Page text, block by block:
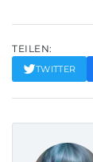
TEILEN:
TWITTER